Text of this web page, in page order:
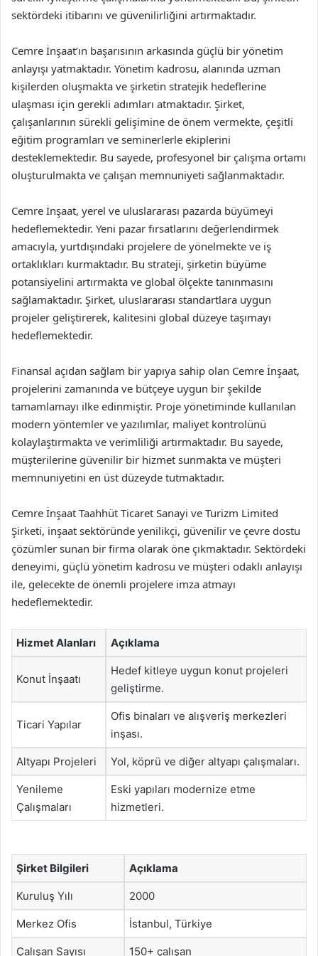
sektördeki itibarını ve güvenilirliğini artırmaktadır.
Cemre İnşaat’ın başarısının arkasında güçlü bir yönetim
anlayışı yatmaktadır. Yönetim kadrosu, alanında uzman
kişilerden oluşmakta ve şirketin stratejik hedeflerine
ulaşması için gerekli adımları atmaktadır. Şirket,
çalışanlarının sürekli gelişimine de önem vermekte, çeşitli
eğitim programları ve seminerlerle ekiplerini
desteklemektedir. Bu sayede, profesyonel bir çalışma ortamı
oluşturulmakta ve çalışan memnuniyeti sağlanmaktadır.
Cemre İnşaat, yerel ve uluslararası pazarda büyümeyi
hedeflemektedir. Yeni pazar fırsatlarını değerlendirmek
amacıyla, yurtdışındaki projelere de yönelmekte ve iş
ortaklıkları kurmaktadır. Bu strateji, şirketin büyüme
potansiyelini artırmakta ve global ölçekte tanınmasını
sağlamaktadır. Şirket, uluslararası standartlara uygun
projeler geliştirerek, kalitesini global düzeye taşımayı
hedeflemektedir.
Finansal açıdan sağlam bir yapıya sahip olan Cemre İnşaat,
projelerini zamanında ve bütçeye uygun bir şekilde
tamamlamayı ilke edinmiştir. Proje yönetiminde kullanılan
modern yöntemler ve yazılımlar, maliyet kontrolünü
kolaylaştırmakta ve verimliliği artırmaktadır. Bu sayede,
müşterilerine güvenilir bir hizmet sunmakta ve müşteri
memnuniyetini en üst düzeyde tutmaktadır.
Cemre İnşaat Taahhüt Ticaret Sanayi ve Turizm Limited
Şirketi, inşaat sektöründe yenilikçi, güvenilir ve çevre dostu
çözümler sunan bir firma olarak öne çıkmaktadır. Sektördeki
deneyimi, güçlü yönetim kadrosu ve müşteri odaklı anlayışı
ile, gelecekte de önemli projelere imza atmayı
hedeflemektedir.
Hizmet Alanları Açıklama
Konut İnşaatı
Hedef kitleye uygun konut projeleri
geliştirme.
Ticari Yapılar
Ofis binaları ve alışveriş merkezleri
inşası.
Altyapı Projeleri Yol, köprü ve diğer altyapı çalışmaları.
Yenileme
Çalışmaları
Eski yapıları modernize etme
hizmetleri.
Şirket Bilgileri Açıklama
Kuruluş Yılı 2000
Merkez Ofis İstanbul, Türkiye
Çalışan Sayısı 150+ çalışan